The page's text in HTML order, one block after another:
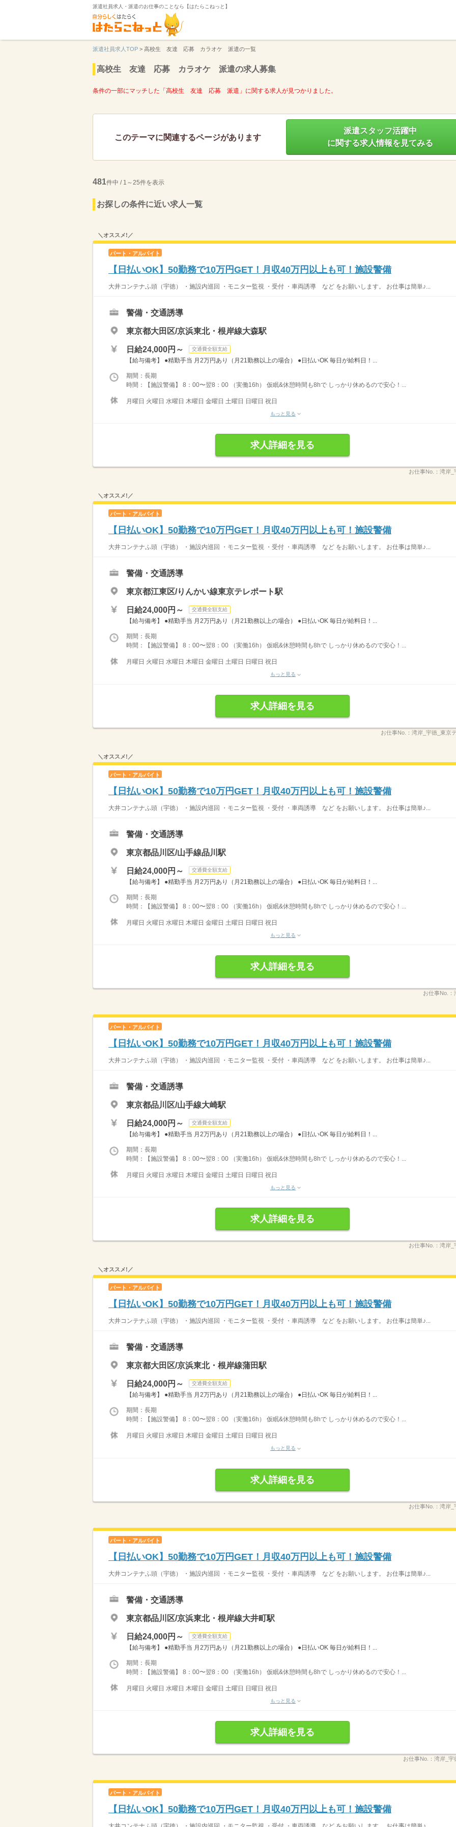
派遣社員求人・派遣のお仕事のことなら【はたらこねっと】
派遣社員求人TOP > 高校生 友達 応募 カラオケ 派遣の一覧
高校生 友達 応募 カラオケ 派遣の求人募集
条件の一部にマッチした「高校生 友達 応募 派遣」に関する求人が見つかりました。
このテーマに関連するページがあります
派遣スタッフ活躍中
に関する求人情報を見てみる
481件中 / 1～25件を表示
お探しの条件に近い求人一覧
＼オススメ!／
パート・アルバイト
【日払いOK】50勤務で10万円GET！月収40万円以上も可！施設警備
大井コンテナふ頭（宇徳） ・施設内巡回 ・モニター監視 ・受付 ・車両誘導 など をお願いします。 お仕事は簡単♪...
警備・交通誘導
東京都大田区/京浜東北・根岸線大森駅
日給24,000円～ 交通費全額支給
【給与備考】 ●精勤手当 月2万円あり（月21勤務以上の場合） ●日払いOK 毎日が給料日！...
期間：長期
時間：【施設警備】 8：00〜翌8：00 （実働16h） 仮眠&休憩時間も8hで しっかり休めるので安心！...
月曜日 火曜日 水曜日 木曜日 金曜日 土曜日 日曜日 祝日
もっと見る
求人詳細を見る
お仕事No.： 湾岸_
＼オススメ!／
パート・アルバイト
【日払いOK】50勤務で10万円GET！月収40万円以上も可！施設警備
大井コンテナふ頭（宇徳） ・施設内巡回 ・モニター監視 ・受付 ・車両誘導 など をお願いします。 お仕事は簡単♪...
警備・交通誘導
東京都江東区/りんかい線東京テレポート駅
日給24,000円～ 交通費全額支給
【給与備考】 ●精勤手当 月2万円あり（月21勤務以上の場合） ●日払いOK 毎日が給料日！...
期間：長期
時間：【施設警備】 8：00〜翌8：00 （実働16h） 仮眠&休憩時間も8hで しっかり休めるので安心！...
月曜日 火曜日 水曜日 木曜日 金曜日 土曜日 日曜日 祝日
もっと見る
求人詳細を見る
お仕事No.： 湾岸_宇徳_東京
＼オススメ!／
パート・アルバイト
【日払いOK】50勤務で10万円GET！月収40万円以上も可！施設警備
大井コンテナふ頭（宇徳） ・施設内巡回 ・モニター監視 ・受付 ・車両誘導 など をお願いします。 お仕事は簡単♪...
警備・交通誘導
東京都品川区/山手線品川駅
日給24,000円～ 交通費全額支給
【給与備考】 ●精勤手当 月2万円あり（月21勤務以上の場合） ●日払いOK 毎日が給料日！...
期間：長期
時間：【施設警備】 8：00〜翌8：00 （実働16h） 仮眠&休憩時間も8hで しっかり休めるので安心！...
月曜日 火曜日 水曜日 木曜日 金曜日 土曜日 日曜日 祝日
もっと見る
求人詳細を見る
お仕事No.：
パート・アルバイト
【日払いOK】50勤務で10万円GET！月収40万円以上も可！施設警備
大井コンテナふ頭（宇徳） ・施設内巡回 ・モニター監視 ・受付 ・車両誘導 など をお願いします。 お仕事は簡単♪...
警備・交通誘導
東京都品川区/山手線大崎駅
日給24,000円～ 交通費全額支給
【給与備考】 ●精勤手当 月2万円あり（月21勤務以上の場合） ●日払いOK 毎日が給料日！...
期間：長期
時間：【施設警備】 8：00〜翌8：00 （実働16h） 仮眠&休憩時間も8hで しっかり休めるので安心！...
月曜日 火曜日 水曜日 木曜日 金曜日 土曜日 日曜日 祝日
もっと見る
求人詳細を見る
お仕事No.： 湾岸_
＼オススメ!／
パート・アルバイト
【日払いOK】50勤務で10万円GET！月収40万円以上も可！施設警備
大井コンテナふ頭（宇徳） ・施設内巡回 ・モニター監視 ・受付 ・車両誘導 など をお願いします。 お仕事は簡単♪...
警備・交通誘導
東京都大田区/京浜東北・根岸線蒲田駅
日給24,000円～ 交通費全額支給
【給与備考】 ●精勤手当 月2万円あり（月21勤務以上の場合） ●日払いOK 毎日が給料日！...
期間：長期
時間：【施設警備】 8：00〜翌8：00 （実働16h） 仮眠&休憩時間も8hで しっかり休めるので安心！...
月曜日 火曜日 水曜日 木曜日 金曜日 土曜日 日曜日 祝日
もっと見る
求人詳細を見る
お仕事No.： 湾岸_
パート・アルバイト
【日払いOK】50勤務で10万円GET！月収40万円以上も可！施設警備
大井コンテナふ頭（宇徳） ・施設内巡回 ・モニター監視 ・受付 ・車両誘導 など をお願いします。 お仕事は簡単♪...
警備・交通誘導
東京都品川区/京浜東北・根岸線大井町駅
日給24,000円～ 交通費全額支給
【給与備考】 ●精勤手当 月2万円あり（月21勤務以上の場合） ●日払いOK 毎日が給料日！...
期間：長期
時間：【施設警備】 8：00〜翌8：00 （実働16h） 仮眠&休憩時間も8hで しっかり休めるので安心！...
月曜日 火曜日 水曜日 木曜日 金曜日 土曜日 日曜日 祝日
もっと見る
求人詳細を見る
お仕事No.： 湾岸_宇
パート・アルバイト
【日払いOK】50勤務で10万円GET！月収40万円以上も可！施設警備